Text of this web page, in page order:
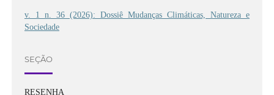
v. 1 n. 36 (2026): Dossiê Mudanças Climáticas, Natureza e
Sociedade
SEÇÃO
RESENHA